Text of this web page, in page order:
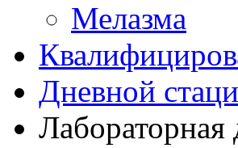
Мелазма
Дневной
Лабораторная